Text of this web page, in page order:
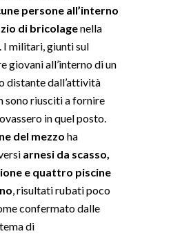
persone all’interno
di bricolagenella
I militari, giunti sul
giovani all’interno di un
distante dall’attività
sono riusciti a fornire
in quel posto.
del mezzo ha
arnesi da scasso,
e quattro piscine
, risultati rubati poco
confermato dalle
di